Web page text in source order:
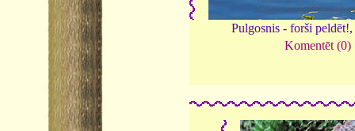
Pulgosnis - forši
Komentēt (0)